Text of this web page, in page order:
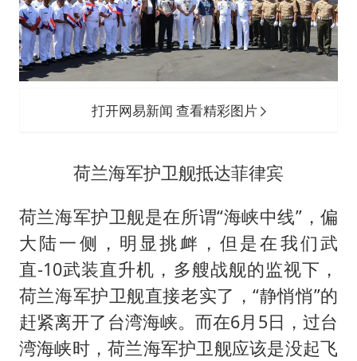
打开网易新闻 查看精彩图片
荷兰海军护卫舰抵达菲律宾
荷兰海军护卫舰是在所谓“海峡中线”，偏
大陆一侧，明显挑衅，但是在我们武
直-10武装直升机，多艘战舰的监视下，
荷兰海军护卫舰直接老实了，“静悄悄”的
赶紧离开了台湾海峡。而在6月5日，过台
湾海峡时，荷兰海军护卫舰应该是没起飞